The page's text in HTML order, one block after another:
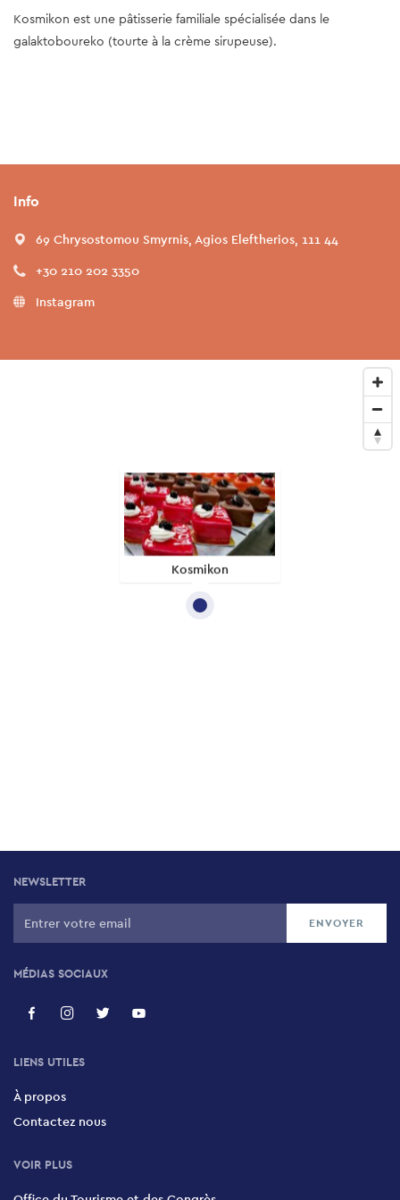
Kosmikon est une pâtisserie familiale spécialisée dans le
galaktoboureko (tourte à la crème sirupeuse).
Info
69 Chrysostomou Smyrnis, Agios Eleftherios, 111 44
+30 210 202 3350
Instagram
Kosmikon
NEWSLETTER
MÉDIAS SOCIAUX
LIENS UTILES
À propos
Contactez nous
VOIR PLUS